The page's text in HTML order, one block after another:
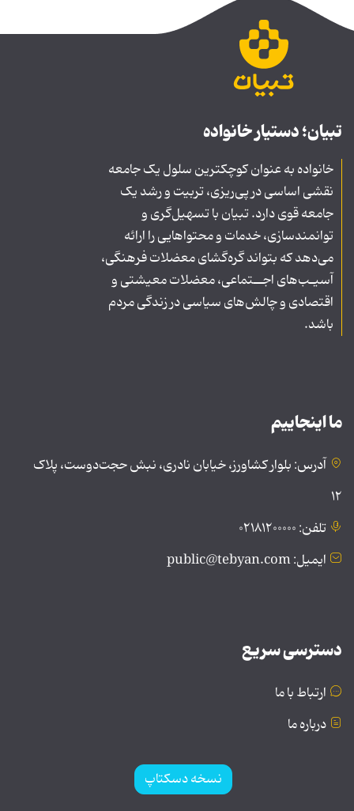
تبیان؛ دستیار خانواده
خانواده به عنوان کوچکترین سلول یک جامعه
نقشی اساسی در پی‌ریزی، تربیت و رشد یک
جامعه قوی دارد. تبیان با تسهیل‌گری و
توانمندسازی، خدمات و محتواهایی را ارائه
می‌دهد که بتواند گره‌گشای معضلات فرهنگی،
آسیـب‌های اجــتماعی، معضلات معیشتی و
اقتصادی و چالش‌های سیاسی در زندگی مردم
باشد.
ما اینجاییم
آدرس: بلوار کشاورز، خیابان نادری، نبش حجت‌دوست، پلاک
۱۲
تلفن: ۰۲۱۸۱۲۰۰۰۰۰
ایمیل: public@tebyan.com
دسترسی سریع
ارتباط با ما
درباره ما
نسخه دسکتاپ